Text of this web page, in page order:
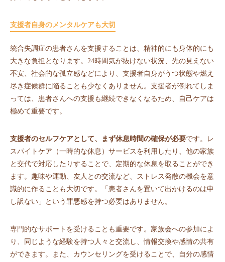
支援者自身のメンタルケアも大切
統合失調症の患者さんを支援することは、精神的にも身体的にも
大きな負担となります。24時間気が抜けない状況、先の見えない
不安、社会的な孤立感などにより、支援者自身がうつ状態や燃え
尽き症候群に陥ることも少なくありません。支援者が倒れてしま
っては、患者さんへの支援も継続できなくなるため、自己ケアは
極めて重要です。
支援者のセルフケアとして、まず休息時間の確保が必要です。レ
スパイトケア（一時的な休息）サービスを利用したり、他の家族
と交代で対応したりすることで、定期的な休息を取ることができ
ます。趣味や運動、友人との交流など、ストレス発散の機会を意
識的に作ることも大切です。「患者さんを置いて出かけるのは申
し訳ない」という罪悪感を持つ必要はありません。
専門的なサポートを受けることも重要です。家族会への参加によ
り、同じような経験を持つ人々と交流し、情報交換や感情の共有
ができます。また、カウンセリングを受けることで、自分の感情